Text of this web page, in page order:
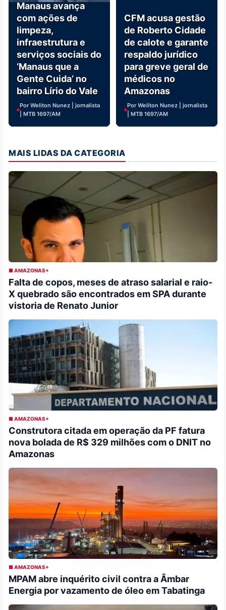
Manaus avança
com ações de
limpeza,
infraestrutura e
serviços sociais do
‘Manaus que a
Gente Cuida’ no
bairro Lírio do Vale
Por Weliton Nunez | jornalista
| MTB 1697/AM
CFM acusa gestão
de Roberto Cidade
de calote e garante
respaldo jurídico
para greve geral de
médicos no
Amazonas
Por Weliton Nunez | jornalista
| MTB 1697/AM
MAIS LIDAS DA CATEGORIA
■ AMAZONAS+
Falta de copos, meses de atraso salarial e raio-
X quebrado são encontrados em SPA durante
vistoria de Renato Junior
■ AMAZONAS+
Construtora citada em operação da PF fatura
nova bolada de R$ 329 milhões com o DNIT no
Amazonas
■ AMAZONAS+
MPAM abre inquérito civil contra a Âmbar
Energia por vazamento de óleo em Tabatinga